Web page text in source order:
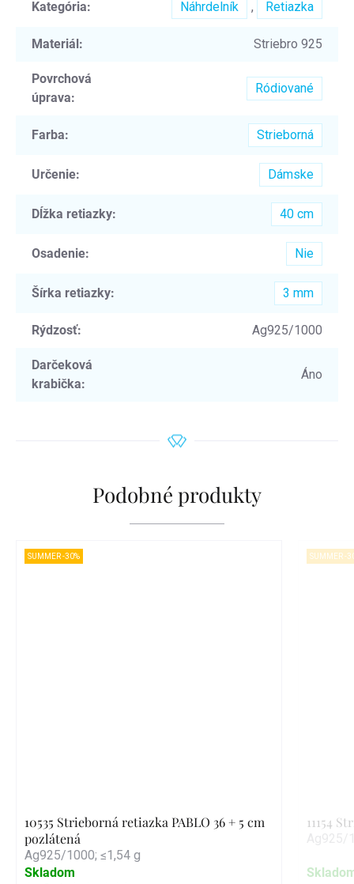
Kategória: Náhrdelník , Retiazka
Materiál: Striebro 925
Povrchová
úprava:
Ródiované
Farba: Strieborná
Určenie: Dámske
Dĺžka retiazky: 40 cm
Osadenie: Nie
Šírka retiazky: 3 mm
Rýdzosť: Ag925/1000
Darčeková
krabička:
Áno
Podobné produkty
SUMMER -30%
10535 Strieborná retiazka PABLO 36 + 5 cm
pozlátená
Ag925/1000; ≤1,54 g
Skladom
SUMMER -
11154